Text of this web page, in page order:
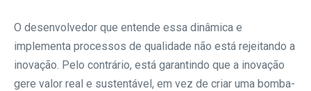
O desenvolvedor que entende essa dinâmica e
implementa processos de qualidade não está rejeitando a
inovação. Pelo contrário, está garantindo que a inovação
gere valor real e sustentável, em vez de criar uma bomba-